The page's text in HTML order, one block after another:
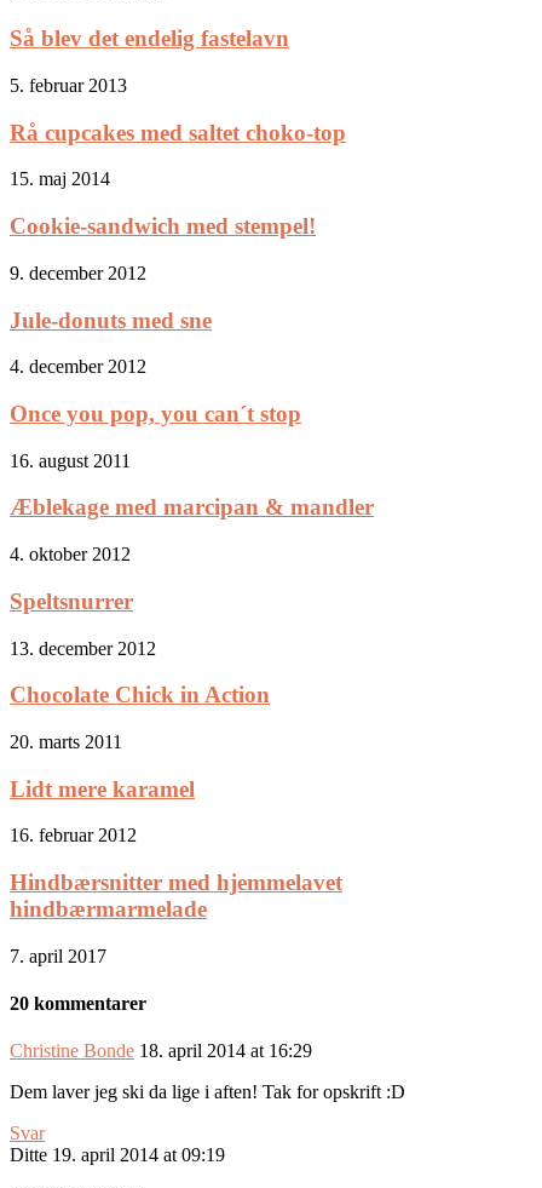
Så blev det endelig fastelavn
5. februar 2013
Rå cupcakes med saltet choko-top
15. maj 2014
Cookie-sandwich med stempel!
9. december 2012
Jule-donuts med sne
4. december 2012
Once you pop, you can´t stop
16. august 2011
Æblekage med marcipan & mandler
4. oktober 2012
Speltsnurrer
13. december 2012
Chocolate Chick in Action
20. marts 2011
Lidt mere karamel
16. februar 2012
Hindbærsnitter med hjemmelavet
hindbærmarmelade
7. april 2017
20 kommentarer
Christine Bonde 18. april 2014 at 16:29
Dem laver jeg ski da lige i aften! Tak for opskrift :D
Svar
Ditte 19. april 2014 at 09:19